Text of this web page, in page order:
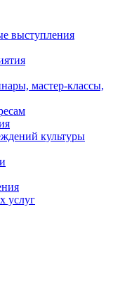
выступления
мастер-классы,
культуры
услуг